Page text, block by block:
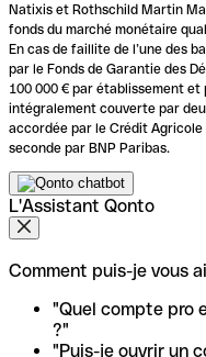
Natixis et Rothschild Martin
fonds du marché monétaire
En cas de faillite de l’une des
par le Fonds de Garantie des
100 000 € par établissement
intégralement couverte par
accordée par le Crédit Agricole
seconde par BNP Paribas.
L'Assistant Qonto
Comment puis-je vous
"Quel compte pro
?"
"Puis-je ouvrir un